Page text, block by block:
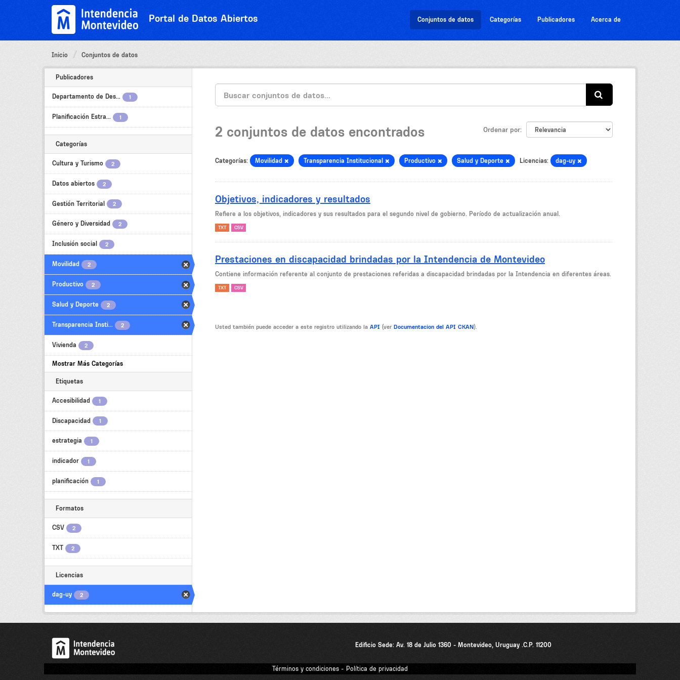
Portal de Datos Abiertos Conjuntos de datos Categorías Publicadores Acerca de
Inicio Conjuntos de datos
Publicadores
Departamento de Des... 1
Planificación Estra... 1
Categorías
Cultura y Turismo 2
Datos abiertos 2
Gestión Territorial 2
Género y Diversidad 2
Inclusión social 2
Movilidad 2
Productivo 2
Salud y Deporte 2
Transparencia Insti... 2
Vivienda 2
Mostrar Más Categorías
Etiquetas
Accesibilidad 1
Discapacidad 1
estrategia 1
indicador 1
planificación 1
Formatos
CSV 2
TXT 2
Licencias
dag-uy 2
Ordenar por
2 conjuntos de datos encontrados
Categorías: Movilidad Transparencia Institucional Productivo Salud y Deporte Licencias: dag-uy
Objetivos, indicadores y resultados
Refiere a los objetivos, indicadores y sus resultados para el segundo nivel de gobierno. Período de actualización anual.
TXT CSV
Prestaciones en discapacidad brindadas por la Intendencia de Montevideo
Contiene información referente al conjunto de prestaciones referidas a discapacidad brindadas por la Intendencia en diferentes áreas.
TXT CSV
Usted también puede acceder a este registro utilizando la API (ver Documentacion del API CKAN).
Edificio Sede: Av. 18 de Julio 1360 - Montevideo, Uruguay .C.P. 11200
Términos y condiciones - Política de privacidad